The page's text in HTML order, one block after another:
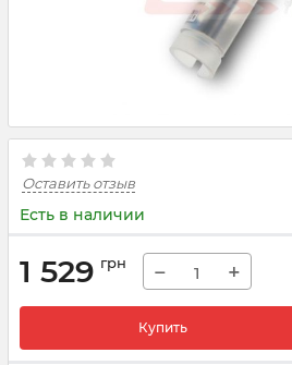
Оставить отзыв
Есть в наличии
1 529 грн − +
Купить